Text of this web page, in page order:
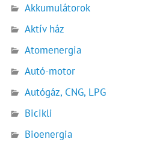
Akkumulátorok
Aktív ház
Atomenergia
Autó-motor
Autógáz, CNG, LPG
Bicikli
Bioenergia